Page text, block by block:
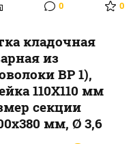
0 0
кладочная
из
ВР 1),
110Х110 мм
секции
мм, Ø 3,6